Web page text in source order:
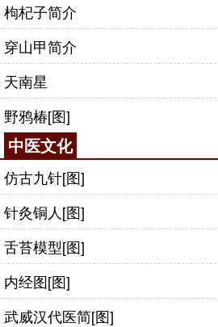
枸杞子简介
穿山甲简介
天南星
野鸦椿[图]
中医文化
仿古九针[图]
针灸铜人[图]
舌苔模型[图]
内经图[图]
武威汉代医简[图]